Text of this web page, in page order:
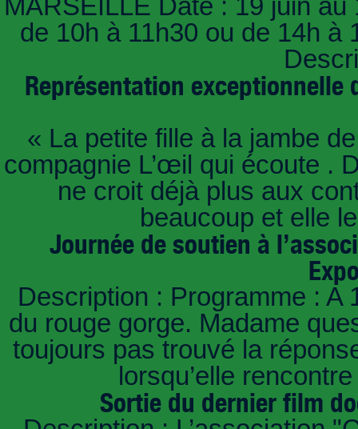
MARSEILLE Date : 19 juin
de 10h à 11h30 ou de 14h à
Représentation
« La petite fille à la jambe
compagnie L’œil qui écoute .
ne croit déjà plus aux
beaucoup et elle
Journée de soutien à
Description : Programme : A
du rouge gorge. Madame
toujours pas trouvé la
lorsqu’elle
Sortie du dernier film